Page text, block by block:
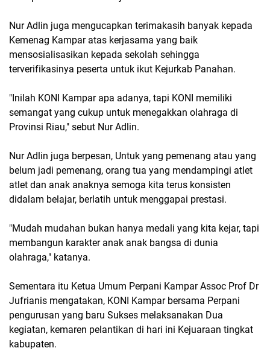
Nur Adlin juga mengucapkan terimakasih banyak kepada
Kemenag Kampar atas kerjasama yang baik
mensosialisasikan kepada sekolah sehingga
terverifikasinya peserta untuk ikut Kejurkab Panahan.
"Inilah KONI Kampar apa adanya, tapi KONI memiliki
semangat yang cukup untuk menegakkan olahraga di
Provinsi Riau," sebut Nur Adlin.
Nur Adlin juga berpesan, Untuk yang pemenang atau yang
belum jadi pemenang, orang tua yang mendampingi atlet
atlet dan anak anaknya semoga kita terus konsisten
didalam belajar, berlatih untuk menggapai prestasi.
"Mudah mudahan bukan hanya medali yang kita kejar, tapi
membangun karakter anak anak bangsa di dunia
olahraga," katanya.
Sementara itu Ketua Umum Perpani Kampar Assoc Prof Dr
Jufrianis mengatakan, KONI Kampar bersama Perpani
pengurusan yang baru Sukses melaksanakan Dua
kegiatan, kemaren pelantikan di hari ini Kejuaraan tingkat
kabupaten.